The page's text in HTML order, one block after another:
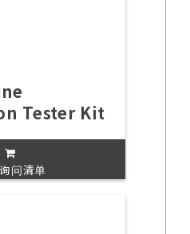
Tester Kit
问清单